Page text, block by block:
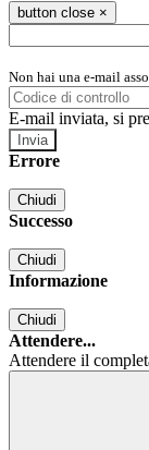
button close ×
Non hai una e-mail
E-mail inviata, si
Errore
Chiudi
Successo
Chiudi
Informazione
Chiudi
Attendere...
Attendere il